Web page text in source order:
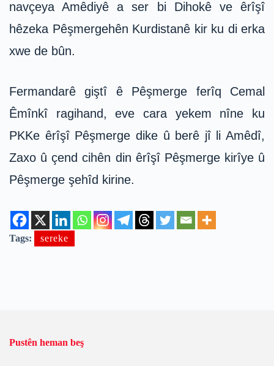
navçeya Amêdiyê a ser bi Dihokê ve êrîşî
hêzeka Pêşmergehên Kurdistanê kir ku di erka
xwe de bûn.
Fermandarê giştî ê Pêşmerge ferîq Cemal
Êmînkî ragihand, eve cara yekem nîne ku
PKKe êrîşî Pêşmerge dike û berê jî li Amêdî,
Zaxo û çend cihên din êrîşî Pêşmerge kirîye û
Pêşmerge şehîd kirine.
Tags: sereke
Pustên heman beş